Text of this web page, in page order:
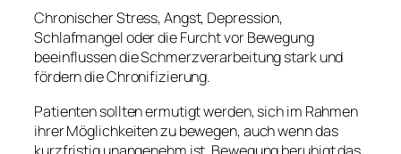
Chronischer Stress, Angst, Depression,
Schlafmangel oder die Furcht vor Bewegung
beeinflussen die Schmerzverarbeitung stark und
fördern die Chronifizierung.
Patienten sollten ermutigt werden, sich im Rahmen
ihrer Möglichkeiten zu bewegen, auch wenn das
kurzfristig unangenehm ist. Bewegung beruhigt das